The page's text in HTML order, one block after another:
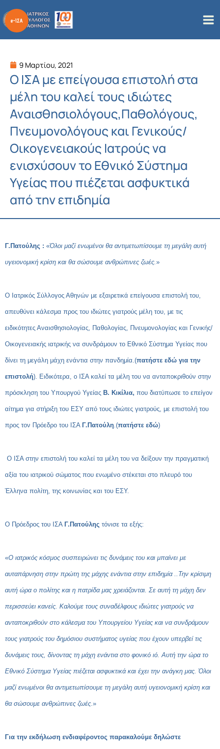
στο
περιεχόμενο
9 Μαρτίου, 2021
Ο ΙΣΑ με επείγουσα επιστολή στα
μέλη του καλεί τους ιδιώτες
Αναισθησιολόγους,Παθολόγους,
Πνευμονολόγους και Γενικούς/
Οικογενειακούς Ιατρούς να
ενισχύσουν το Εθνικό Σύστημα
Υγείας που πιέζεται ασφυκτικά
από την επιδημία
Γ.Πατούλης : «Όλοι μαζί ενωμένοι θα αντιμετωπίσουμε τη μεγάλη αυτή
υγειονομική κρίση και θα σώσουμε ανθρώπινες ζωές.»
Ο Ιατρικός Σύλλογος Αθηνών με εξαιρετικά επείγουσα επιστολή του,
απευθύνει κάλεσμα προς του ιδιώτες γιατρούς μέλη του, με τις
ειδικότητες Αναισθησιολογίας, Παθολογίας, Πνευμονολογίας και Γενικής/
Οικογενειακής ιατρικής να συνδράμουν το Εθνικό Σύστημα Υγείας που
δίνει τη μεγάλη μάχη ενάντια στην πανδημία.(πατήστε εδώ για την
επιστολή). Ειδικότερα, ο ΙΣΑ καλεί τα μέλη του να ανταποκριθούν στην
πρόσκληση του Υπουργού Υγείας Β. Κικίλια, που διατύπωσε το επείγον
αίτημα για στήριξη του ΕΣΥ από τους ιδιώτες γιατρούς, με επιστολή του
προς τον Πρόεδρο του ΙΣΑ Γ.Πατούλη.(πατήστε εδώ)
Ο ΙΣΑ στην επιστολή του καλεί τα μέλη του να δείξουν την πραγματική
αξία του ιατρικού σώματος που ενωμένο στέκεται στο πλευρό του
Έλληνα πολίτη, της κοινωνίας και του ΕΣΥ.
Ο Πρόεδρος του ΙΣΑ Γ.Πατούλης τόνισε τα εξής:
«Ο ιατρικός κόσμος συσπειρώνει τις δυνάμεις του και μπαίνει με
αυταπάρνηση στην πρώτη της μάχης ενάντια στην επιδημία ..Την κρίσιμη
αυτή ώρα ο πολίτης και η πατρίδα μας χρειάζονται. Σε αυτή τη μάχη δεν
περισσεύει κανείς. Καλούμε τους συναδέλφους ιδιώτες γιατρούς να
ανταποκριθούν στο κάλεσμα του Υπουργείου Υγείας και να συνδράμουν
τους γιατρούς του δημόσιου συστήματος υγείας που έχουν υπερβεί τις
δυνάμεις τους, δίνοντας τη μάχη ενάντια στο φονικό ιό. Αυτή την ώρα το
Εθνικό Σύστημα Υγείας πιέζεται ασφυκτικά και έχει την ανάγκη μας. Όλοι
μαζί ενωμένοι θα αντιμετωπίσουμε τη μεγάλη αυτή υγειονομική κρίση και
θα σώσουμε ανθρώπινες ζωές.»
Για την εκδήλωση ενδιαφέροντος παρακαλούμε δηλώστε